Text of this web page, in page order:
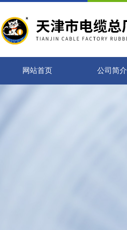
网站首页 公司简介